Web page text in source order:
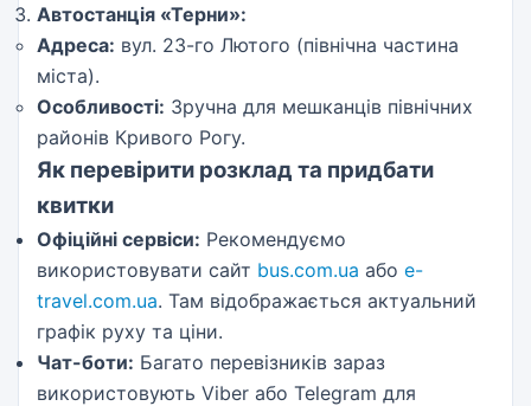
Автостанція «Терни»:
Адреса: вул. 23-го Лютого (північна частина
міста).
Особливості: Зручна для мешканців північних
районів Кривого Рогу.
Як перевірити розклад та придбати
квитки
Офіційні сервіси: Рекомендуємо
використовувати сайт bus.com.ua або e-
travel.com.ua. Там відображається актуальний
графік руху та ціни.
Чат-боти: Багато перевізників зараз
використовують Viber або Telegram для